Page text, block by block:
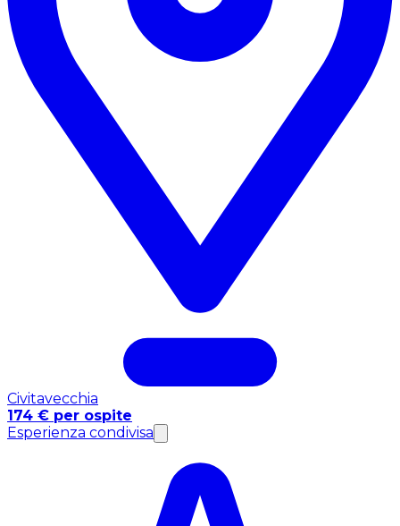
Civitavecchia
174 € per ospite
Esperienza condivisa